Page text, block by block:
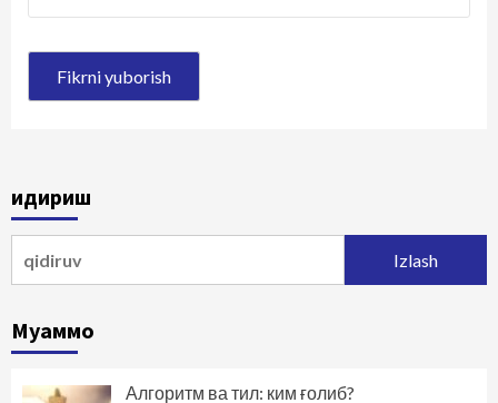
Қидириш
Муаммо
Алгоритм ва тил: ким ғолиб?